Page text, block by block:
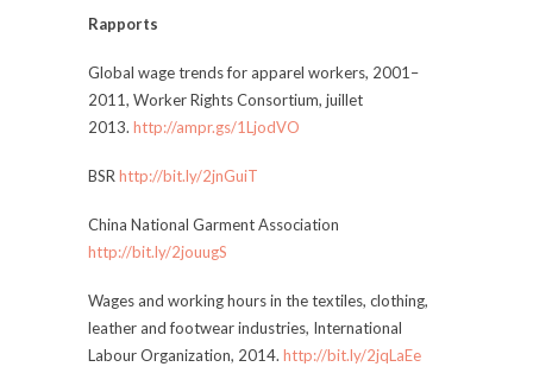
Rapports
Global wage trends for apparel workers, 2001–
2011, Worker Rights Consortium, juillet
2013. http://ampr.gs/1LjodVO
BSR http://bit.ly/2jnGuiT
China National Garment Association
http://bit.ly/2jouugS
Wages and working hours in the textiles, clothing,
leather and footwear industries, International
Labour Organization, 2014. http://bit.ly/2jqLaEe